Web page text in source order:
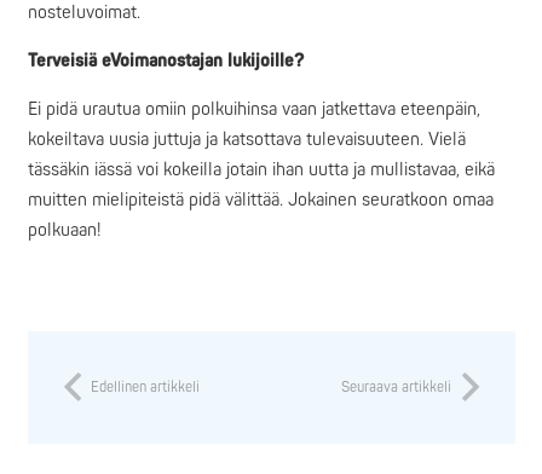
nosteluvoimat.
Terveisiä eVoimanostajan lukijoille?
Ei pidä urautua omiin polkuihinsa vaan jatkettava eteenpäin,
kokeiltava uusia juttuja ja katsottava tulevaisuuteen. Vielä
tässäkin iässä voi kokeilla jotain ihan uutta ja mullistavaa, eikä
muitten mielipiteistä pidä välittää. Jokainen seuratkoon omaa
polkuaan!
Edellinen artikkeli Seuraava artikkeli